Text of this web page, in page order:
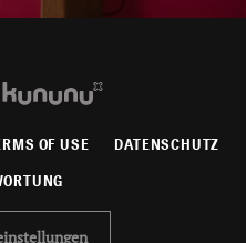
OF USE DATENSCHUTZ